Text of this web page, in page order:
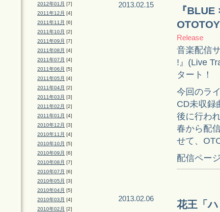
2012年01月 [7]
2011年12月 [4]
2011年11月 [6]
2011年10月 [2]
2011年09月 [7]
2011年08月 [4]
2011年07月 [4]
2011年06月 [5]
2011年05月 [4]
2011年04月 [2]
2011年03月 [3]
2011年02月 [2]
2011年01月 [4]
2010年12月 [3]
2010年11月 [4]
2010年10月 [5]
2010年09月 [6]
2010年08月 [7]
2010年07月 [6]
2010年05月 [3]
2010年04月 [5]
2010年03月 [4]
2010年02月 [2]
2013.02.15
『
Release
音楽配信
!』(Live
タート！
今回のラ
CD未収録
後に行わ
春から配
せて、
配信ペー
2013.02.06
花王「